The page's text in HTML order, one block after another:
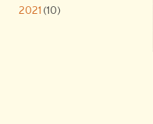
2021 (10)